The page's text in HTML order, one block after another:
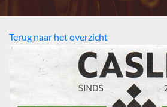
Terug naar het overzicht